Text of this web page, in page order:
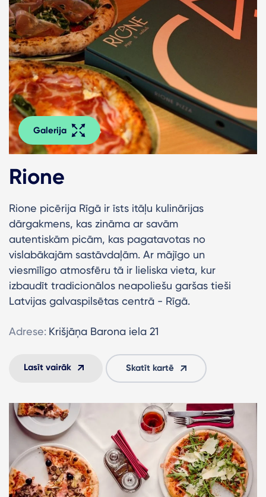
Galerija
Rione
Rione picērija Rīgā ir īsts itāļu kulinārijas
dārgakmens, kas zināma ar savām
autentiskām picām, kas pagatavotas no
vislabākajām sastāvdaļām. Ar mājīgo un
viesmīlīgo atmosfēru tā ir lieliska vieta, kur
izbaudīt tradicionālos neapoliešu garšas tieši
Latvijas galvaspilsētas centrā - Rīgā.
Adrese: Krišjāņa Barona iela 21
Lasīt vairāk Skatīt kartē